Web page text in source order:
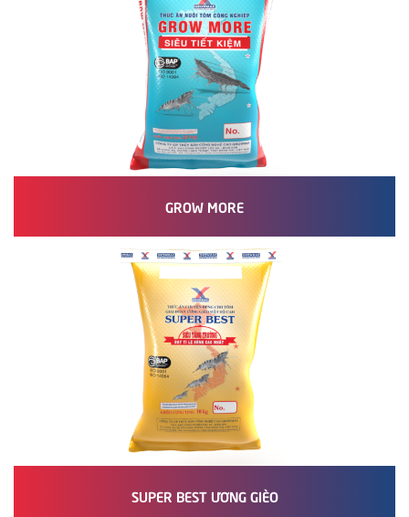
GROW MORE
SUPER BEST ƯƠNG GIÈO